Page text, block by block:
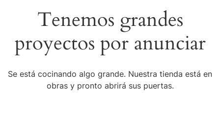
Tenemos grandes
proyectos por anunciar
Se está cocinando algo grande. Nuestra tienda está en
obras y pronto abrirá sus puertas.